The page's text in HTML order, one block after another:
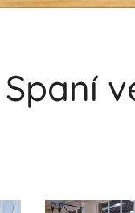
Spaní